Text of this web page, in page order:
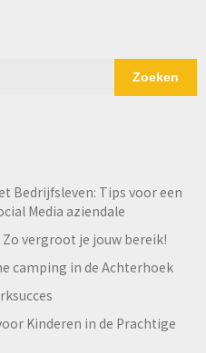
Zoeken
Bedrijfsleven: Tips voor een
Media aziendale
vergroot je jouw bereik!
camping in de Achterhoek
Kinderen in de Prachtige